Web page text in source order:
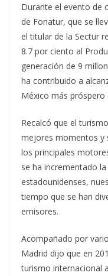
Durante el evento de
de Fonatur, que se
el titular de la Sectur
8.7 por ciento al
generación de 9
ha contribuido a
México más próspero
Recalcó que el
mejores momentos y
los principales
se ha incrementado
estadounidenses,
tiempo que se han
emisores.
Acompañado por
Madrid dijo que en
turismo internacional